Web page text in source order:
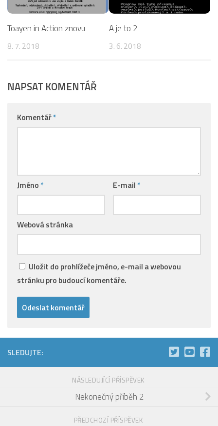
Toayen in Action znovu
8. 7. 2018
A je to 2
3. 6. 2018
NAPSAT KOMENTÁŘ
Komentář*
Jméno * E-mail *
Webová stránka
Uložit do prohlížeče jméno, e-mail a webovou
stránku pro budoucí komentáře.
SLEDUJTE:
NÁSLEDUJÍCÍ PŘÍSPĚVEK
Nekonečný příběh 2
PŘEDCHOZÍ PŘÍSPĚVEK